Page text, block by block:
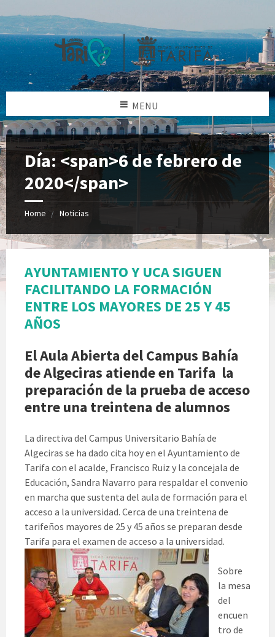
MENU
Día: <span>6 de febrero de
2020</span>
Home Noticias
AYUNTAMIENTO Y UCA SIGUEN
FACILITANDO LA FORMACIÓN
ENTRE LOS MAYORES DE 25 Y 45
AÑOS
El Aula Abierta del Campus Bahía
de Algeciras atiende en Tarifa la
preparación de la prueba de acceso
entre una treintena de alumnos
La directiva del Campus Universitario Bahía de
Algeciras se ha dado cita hoy en el Ayuntamiento de
Tarifa con el acalde, Francisco Ruiz y la concejala de
Educación, Sandra Navarro para respaldar el convenio
en marcha que sustenta del aula de formación para el
acceso a la universidad. Cerca de una treintena de
tarifeños mayores de 25 y 45 años se preparan desde
Tarifa para el examen de acceso a la universidad.
Sobre
la mesa
del
encuen
tro de